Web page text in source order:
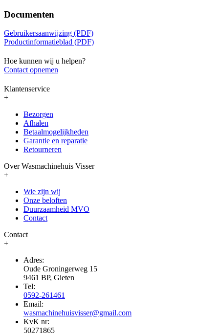
Documenten
Gebruikersaanwijzing (PDF)
Productinformatieblad (PDF)
Hoe kunnen wij u helpen?
Contact opnemen
Klantenservice
+
Bezorgen
Afhalen
Betaalmogelijkheden
Garantie en reparatie
Retourneren
Over Wasmachinehuis Visser
+
Wie zijn wij
Onze beloften
Duurzaamheid MVO
Contact
Contact
+
Adres:
Oude Groningerweg 15
9461 BP, Gieten
Tel:
0592-261461
Email:
wasmachinehuisvisser@gmail.com
KvK nr:
50271865